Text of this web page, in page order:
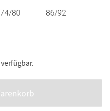
74/80 86/92